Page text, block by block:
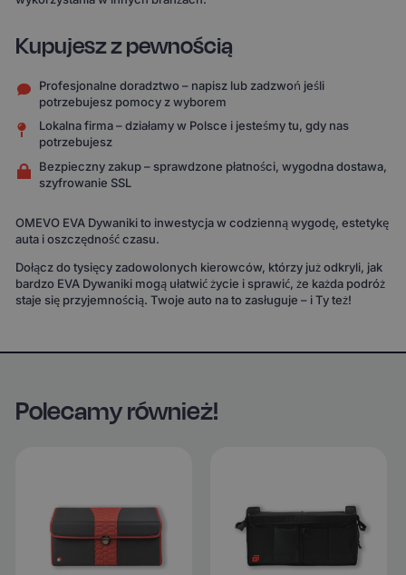
Kupujesz z pewnością
Profesjonalne doradztwo – napisz lub zadzwoń jeśli
potrzebujesz pomocy z wyborem
Lokalna firma – działamy w Polsce i jesteśmy tu, gdy nas
potrzebujesz
Bezpieczny zakup – sprawdzone płatności, wygodna dostawa,
szyfrowanie SSL
OMEVO EVA Dywaniki to inwestycja w codzienną wygodę, estetykę
auta i oszczędność czasu.
Dołącz do tysięcy zadowolonych kierowców, którzy już odkryli, jak
bardzo EVA Dywaniki mogą ułatwić życie i sprawić, że każda podróż
staje się przyjemnością. Twoje auto na to zasługuje – i Ty też!
Polecamy również!